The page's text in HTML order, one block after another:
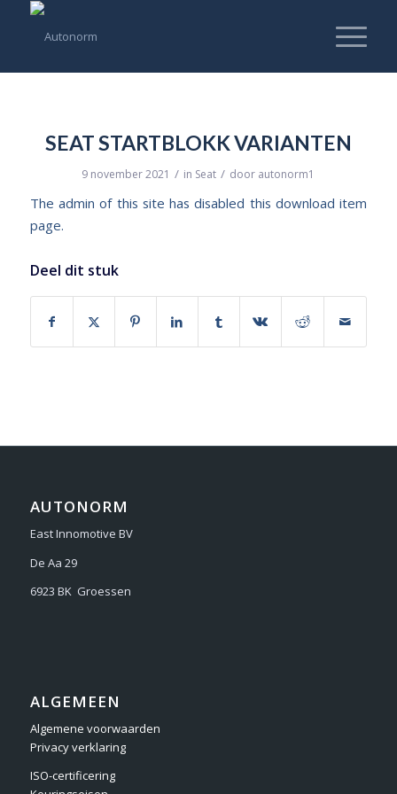
SEAT STARTBLOKK VARIANTEN
9 november 2021 / in Seat / door autonorm1
The admin of this site has disabled this download item
page.
Deel dit stuk
AUTONORM
East Innomotive BV
De Aa 29
6923 BK Groessen
ALGEMEEN
Algemene voorwaarden
Privacy verklaring
ISO-certificering